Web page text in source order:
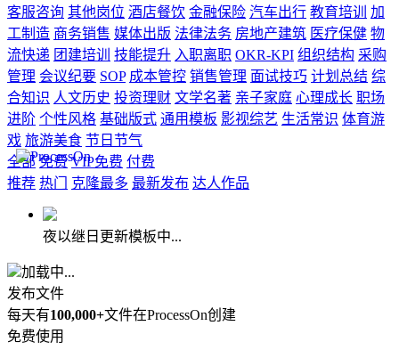
客服咨询 其他岗位 酒店餐饮 金融保险 汽车出行 教育培训
加
工制造 商务销售 媒体出版 法律法务 房地产建筑 医疗保健 物
流快递 团建培训 技能提升 入职离职 OKR-KPI 组织结构 采购
管理 会议纪要 SOP 成本管控 销售管理 面试技巧 计划总结 综
合知识 人文历史 投资理财 文学名著 亲子家庭 心理成长 职场
进阶 个性风格 基础版式 通用模板 影视综艺 生活常识 体育游
戏 旅游美食 节日节气
全部 免费 VIP免费 付费
推荐 热门 克隆最多 最新发布 达人作品
夜以继日更新模板中...
加载中...
发布文件
每天有100,000+文件在ProcessOn创建
免费使用